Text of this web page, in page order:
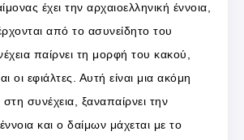
έχει την αρχαιοελληνική έννοια,
από το ασυνείδητο του
παίρνει τη μορφή του κακού,
οι εφιάλτες. Αυτή είναι μια ακόμη
συνέχεια, ξαναπαίρνει την
και ο δαίμων μάχεται με το